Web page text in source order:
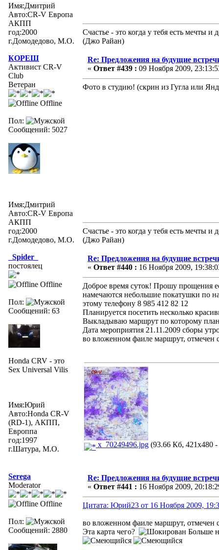
Имя:Дмитрий
Авто:CR-V Европа
АКПП
год:2000
г.Домодедово, М.О.
Счастье - это когда у тебя есть мечты
(Джо Райан)
КОРЕШ
Активист CR-V
Club
Ветеран
Offline
Пол:
Сообщений: 5027
Имя:Дмитрий
Авто:CR-V Европа
АКПП
год:2000
г.Домодедово, М.О.
Re: Предложения на будущие
« Ответ #439 : 09 Ноября 2009,
Фото в студию! (скрин из Гугла или
Счастье - это когда у тебя есть мечты
(Джо Райан)
_Spider_
постоялец
Offline
Пол:
Сообщений: 63
Honda CRV - это
Sex Universal Vilis
Имя:Юрий
Авто:Honda CR-V
(RD-1), АКПП,
Европпа
год:1997
г.Шатура, М.О.
Re: Предложения на будущие
« Ответ #440 : 16 Ноября 2009,
Доброе время суток! Прошу прощения
намечаются небольшие покатушки по
этому телефону 8 985 412 82 12
Планируется посетить несколько
Выкладываю маршрут по которому
Дата мероприятия 21.11.2009 сборы
во вложенном фаиле маршрут, отмечен
x_70249496.jpg (93.66 Кб, 421x480 -
Serega
Moderator
Offline
Пол:
Сообщений: 2880
Re: Предложения на будущие
« Ответ #441 : 16 Ноября 2009,
Цитата: Юрий23 от 16 Ноября 2009,
во вложенном фаиле маршрут, отмечен
Эта карта чего?
Больше